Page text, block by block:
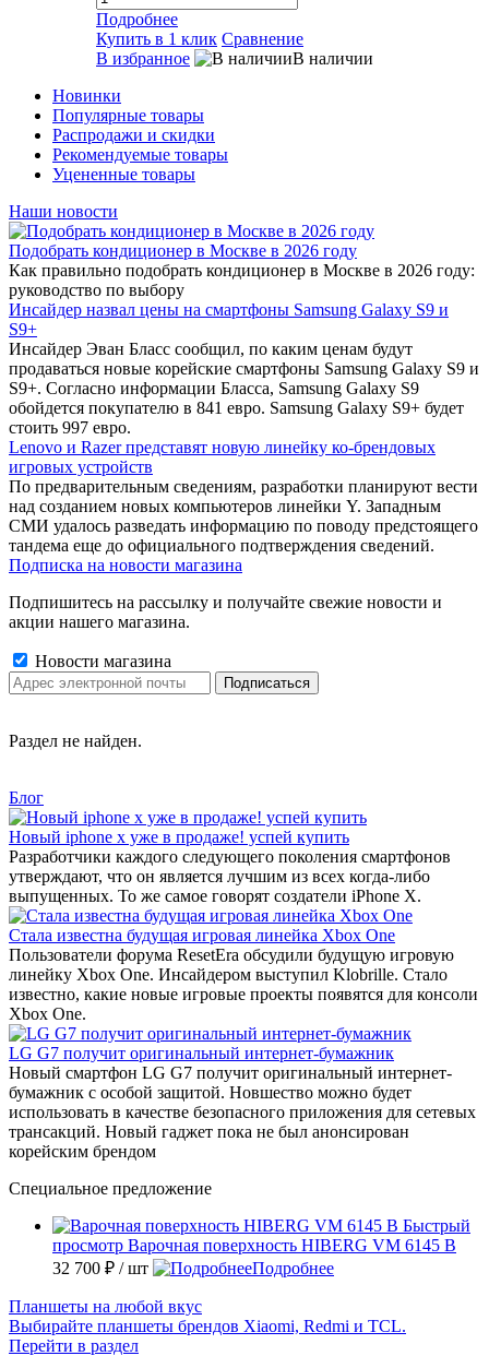
Подробнее
Купить в 1 клик Сравнение
В избранное
В наличии
Новинки
Популярные товары
Распродажи и скидки
Рекомендуемые товары
Уцененные товары
Наши новости
Подобрать кондиционер в Москве в 2026 году
Как правильно подобрать кондиционер в Москве в 2026 году:
руководство по выбору
Инсайдер назвал цены на смартфоны Samsung Galaxy S9 и
S9+
Инсайдер Эван Бласс сообщил, по каким ценам будут
продаваться новые корейские смартфоны Samsung Galaxy S9 и
S9+. Согласно информации Бласса, Samsung Galaxy S9
обойдется покупателю в 841 евро. Samsung Galaxy S9+ будет
стоить 997 евро.
Lenovo и Razer представят новую линейку ко-брендовых
игровых устройств
По предварительным сведениям, разработки планируют вести
над созданием новых компьютеров линейки Y. Западным
СМИ удалось разведать информацию по поводу предстоящего
тандема еще до официального подтверждения сведений.
Подписка на новости магазина
Подпишитесь на рассылку и получайте свежие новости и
акции нашего магазина.
Новости магазина
Раздел не найден.
Блог
Новый iphone x уже в продаже! успей купить
Разработчики каждого следующего поколения смартфонов
утверждают, что он является лучшим из всех когда-либо
выпущенных. То же самое говорят создатели iPhone X.
Стала известна будущая игровая линейка Xbox One
Пользователи форума ResetEra обсудили будущую игровую
линейку Xbox One. Инсайдером выступил Klobrille. Стало
известно, какие новые игровые проекты появятся для консоли
Xbox One.
LG G7 получит оригинальный интернет-бумажник
Новый смартфон LG G7 получит оригинальный интернет-
бумажник с особой защитой. Новшество можно будет
использовать в качестве безопасного приложения для сетевых
трансакций. Новый гаджет пока не был анонсирован
корейским брендом
Специальное предложение
Быстрый
просмотр Варочная поверхность HIBERG VM 6145 B
32 700 ₽ / шт Подробнее
Планшеты на любой вкус
Выбирайте планшеты брендов Xiaomi, Redmi и TCL.
Перейти в раздел